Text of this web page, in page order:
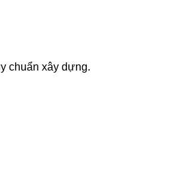
chuẩn xây dựng.